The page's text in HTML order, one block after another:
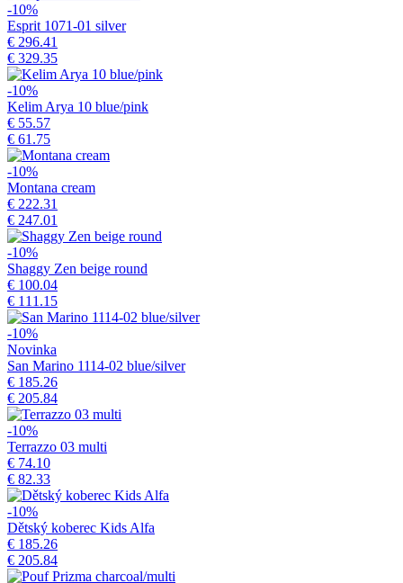
-10%
Esprit 1071-01 silver
€ 296.41
€ 329.35
-10%
Kelim Arya 10 blue/pink
€ 55.57
€ 61.75
-10%
Montana cream
€ 222.31
€ 247.01
-10%
Shaggy Zen beige round
€ 100.04
€ 111.15
-10%
Novinka
San Marino 1114-02 blue/silver
€ 185.26
€ 205.84
-10%
Terrazzo 03 multi
€ 74.10
€ 82.33
-10%
Dětský koberec Kids Alfa
€ 185.26
€ 205.84